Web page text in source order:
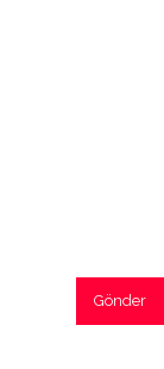
Gönder